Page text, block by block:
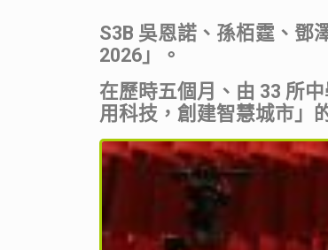
S3B 吳恩諾、孫栢霆、鄧
2026」。
在歷時五個月、由 33 所
用科技，創建智慧城市」